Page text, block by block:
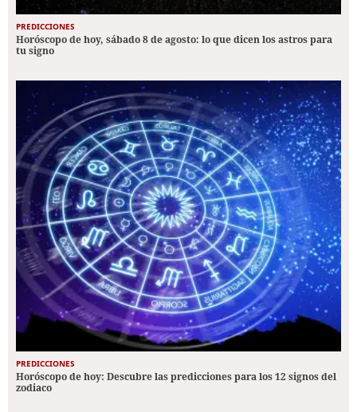
PREDICCIONES
Horóscopo de hoy, sábado 8 de agosto: lo que dicen los astros para
tu signo
PREDICCIONES
Horóscopo de hoy: Descubre las predicciones para los 12 signos del
zodiaco